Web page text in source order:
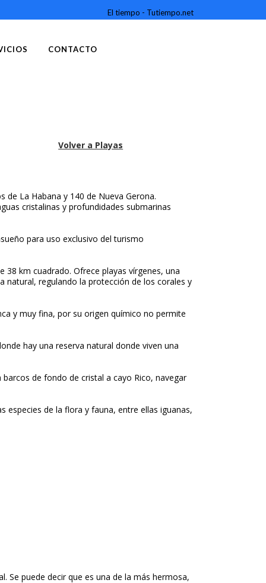
El tiempo - Tutiempo.net
CONTACTO
Volver a Playas
de La Habana y 140 de Nueva Gerona.
cristalinas y profundidades submarinas
para uso exclusivo del turismo
km cuadrado. Ofrece playas vírgenes, una
natural, regulando la protección de los corales y
y muy fina, por su origen químico no permite
hay una reserva natural donde viven una
de fondo de cristal a cayo Rico, navegar
especies de la flora y fauna, entre ellas iguanas,
Se puede decir que es una de la más hermosa,